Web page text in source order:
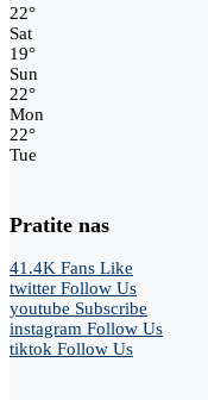
22°
Sat
19°
Sun
22°
Mon
22°
Tue
Pratite nas
41.4K Fans Like
twitter Follow Us
youtube Subscribe
instagram Follow Us
tiktok Follow Us